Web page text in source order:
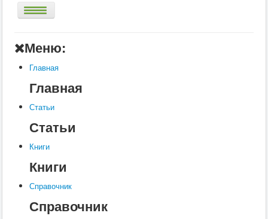
Ж
Меню:
Главная
Главная
Статьи
Статьи
Книги
Книги
Справочник
Справочник